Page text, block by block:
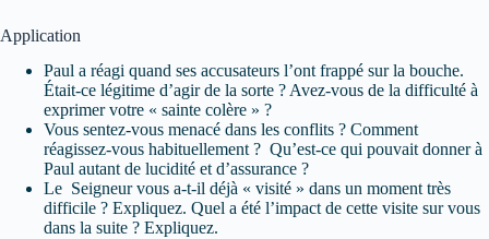
Application
Paul a réagi quand ses accusateurs l’ont frappé sur la bouche.
Était-ce légitime d’agir de la sorte ? Avez-vous de la difficulté à
exprimer votre « sainte colère » ?
Vous sentez-vous menacé dans les conflits ? Comment
réagissez-vous habituellement ? Qu’est-ce qui pouvait donner à
Paul autant de lucidité et d’assurance ?
Le Seigneur vous a-t-il déjà « visité » dans un moment très
difficile ? Expliquez. Quel a été l’impact de cette visite sur vous
dans la suite ? Expliquez.